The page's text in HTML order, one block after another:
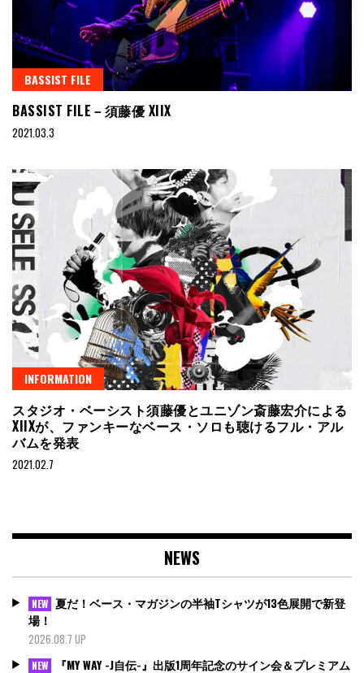
BASSIST FILE
BASSIST FILE－須藤優 XIIX
2021.03.3
INFORMATION
スタジオ・ベーシスト須藤優とユニゾン斎藤宏介による
XIIXが、ファンキーなベース・ソロも聴けるフル・アル
バムを発表
2021.02.7
NEWS
NEW 夏だ！ベース・マガジンの半袖Tシャツが13色展開で新登
場！
2026.08.7 UP
NEW 『MY WAY -J自伝-』出版1周年記念のサイン会＆プレミアム